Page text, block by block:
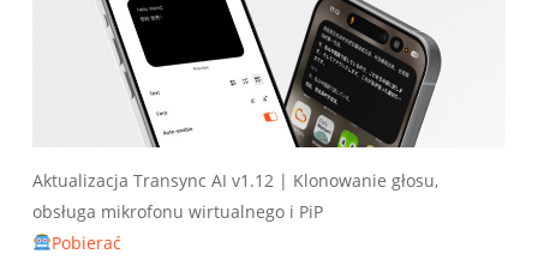
Aktualizacja Transync AI v1.12 | Klonowanie głosu,
obsługa mikrofonu wirtualnego i PiP
Pobierać